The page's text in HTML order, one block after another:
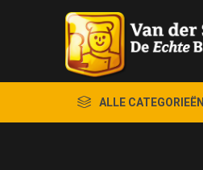
ALLE CATEGORIEËN